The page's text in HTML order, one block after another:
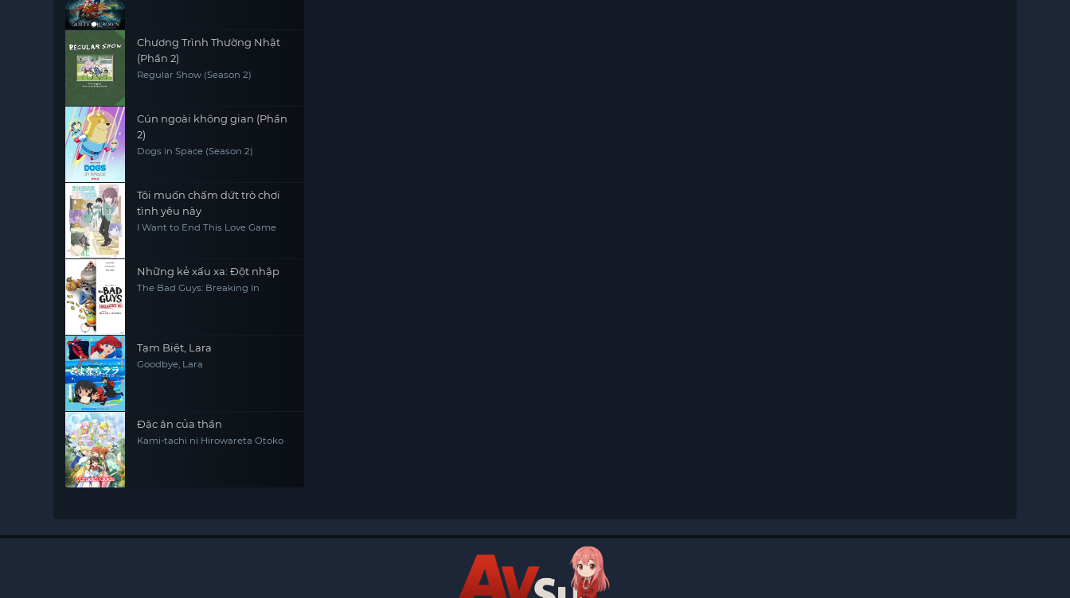
Chương Trình Thường Nhật
(Phần 2)
Regular Show (Season 2)
Cún ngoài không gian (Phần
2)
Dogs in Space (Season 2)
Tôi muốn chấm dứt trò chơi
tình yêu này
I Want to End This Love Game
Những kẻ xấu xa: Đột nhập
The Bad Guys: Breaking In
Tạm Biệt, Lara
Goodbye, Lara
Đặc ân của thần
Kami-tachi ni Hirowareta Otoko